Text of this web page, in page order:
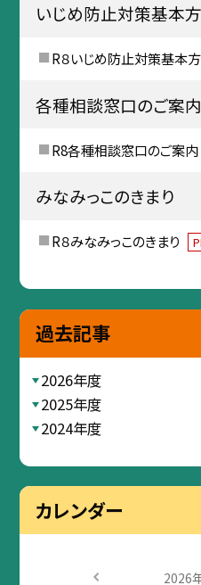
いじめ防止対策基本
R８いじめ防止対策基本方
各種相談窓口のご案内
R8各種相談窓口のご案内
みなみっこのきまり
R８みなみっこのきまり
過去記事
2026年度
2025年度
2024年度
カレンダー
2026